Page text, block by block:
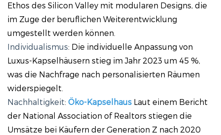
Ethos des Silicon Valley mit modularen Designs, die
im Zuge der beruflichen Weiterentwicklung
umgestellt werden können.
Individualismus: Die individuelle Anpassung von
Luxus-Kapselhäusern stieg im Jahr 2023 um 45 %,
was die Nachfrage nach personalisierten Räumen
widerspiegelt.
Nachhaltigkeit: Öko-Kapselhaus Laut einem Bericht
der National Association of Realtors stiegen die
Umsätze bei Käufern der Generation Z nach 2020